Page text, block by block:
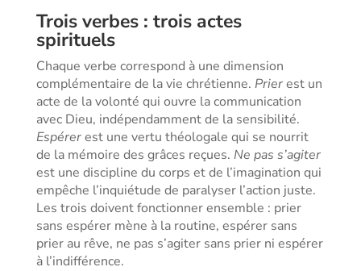
Trois verbes : trois actes
spirituels
Chaque verbe correspond à une dimension
complémentaire de la vie chrétienne. Prierest un
acte de la volonté qui ouvre la communication
avec Dieu, indépendamment de la sensibilité.
Espérerest une vertu théologale qui se nourrit
de la mémoire des grâces reçues. Ne pas s’agiter
est une discipline du corps et de l’imagination qui
empêche l’inquiétude de paralyser l’action juste.
Les trois doivent fonctionner ensemble : prier
sans espérer mène à la routine, espérer sans
prier au rêve, ne pas s’agiter sans prier ni espérer
à l’indifférence.